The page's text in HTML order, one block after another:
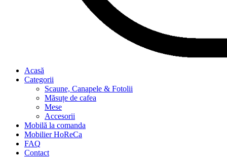
Acasă
Categorii
Scaune, Canapele & Fotolii
Măsuțe de cafea
Mese
Accesorii
Mobilă la comanda
Mobilier HoReCa
FAQ
Contact